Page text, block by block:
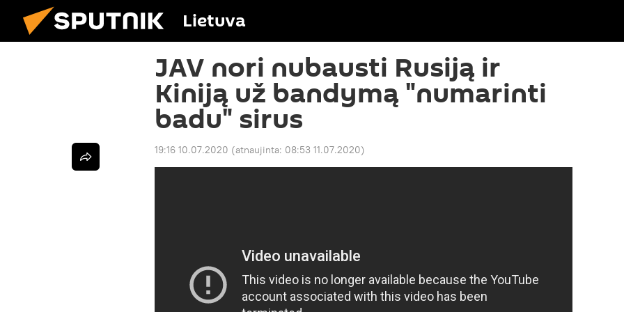
Lietuva
JAV nori nubausti Rusiją ir
Kiniją už bandymą "numarinti
badu" sirus
19:16 10.07.2020 (atnaujinta: 08:53 11.07.2020)